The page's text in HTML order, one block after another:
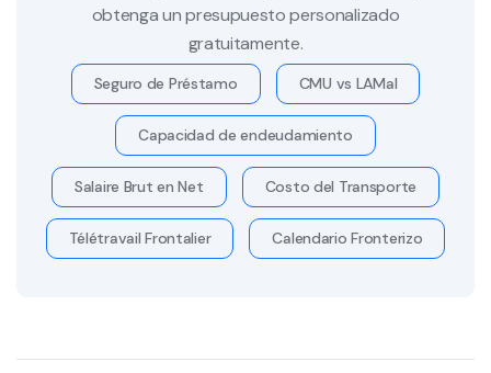
obtenga un presupuesto personalizado
gratuitamente.
Seguro de Préstamo CMU vs LAMal
Capacidad de endeudamiento
Salaire Brut en Net Costo del Transporte
Télétravail Frontalier Calendario Fronterizo